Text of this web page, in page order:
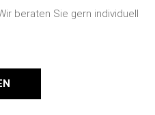
beraten Sie gern individuell